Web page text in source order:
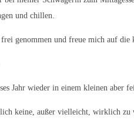
und chillen.
genommen und freue mich auf die
Jahr wieder in einem kleinen aber
keine, außer vielleicht, wirklich zu